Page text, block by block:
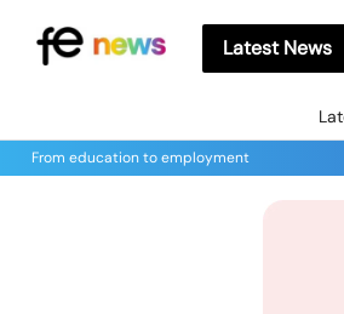
Latest News
From education to employment